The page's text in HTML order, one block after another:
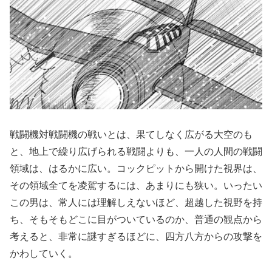
戦闘機対戦闘機の戦いとは、果てしなく広がる大空のも
と、地上で繰り広げられる戦闘よりも、一人の人間の戦闘
領域は、はるかに広い。コックピットから開けた視界は、
その領域全てを凌駕するには、あまりにも狭い。いったい
この男は、常人には理解しえないほど、超越した視野を持
ち、そもそもどこに目がついているのか、普通の観点から
考えると、非常に謎すぎるほどに、四方八方からの攻撃を
かわしていく。